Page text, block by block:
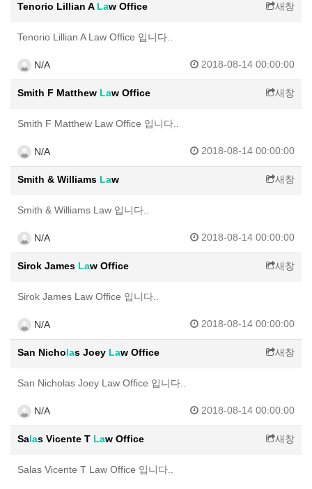
Tenorio Lillian A Law Office 새창
Tenorio Lillian A Law Office 입니다..
N/A 2018-08-14 00:00:00
Smith F Matthew Law Office 새창
Smith F Matthew Law Office 입니다..
N/A 2018-08-14 00:00:00
Smith & Williams Law 새창
Smith & Williams Law 입니다..
N/A 2018-08-14 00:00:00
Sirok James Law Office 새창
Sirok James Law Office 입니다..
N/A 2018-08-14 00:00:00
San Nicholas Joey Law Office 새창
San Nicholas Joey Law Office 입니다..
N/A 2018-08-14 00:00:00
Salas Vicente T Law Office 새창
Salas Vicente T Law Office 입니다..